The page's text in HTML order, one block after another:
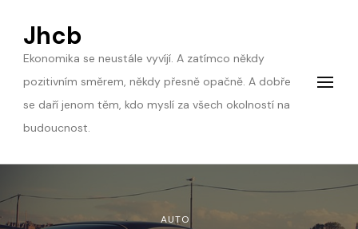
Jhcb
Ekonomika se neustále vyvíjí. A zatímco někdy
pozitivním směrem, někdy přesně opačně. A dobře
se daří jenom těm, kdo myslí za všech okolností na
budoucnost.
AUTO